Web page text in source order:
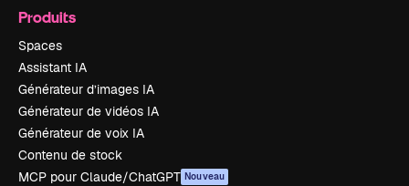
Produits
Spaces
Assistant IA
Générateur d’images IA
Générateur de vidéos IA
Générateur de voix IA
Contenu de stock
MCP pour Claude/ChatGPT Nouveau